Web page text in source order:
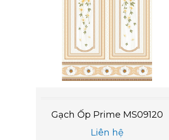
Gạch Ốp Prime MS09120
Liên hệ